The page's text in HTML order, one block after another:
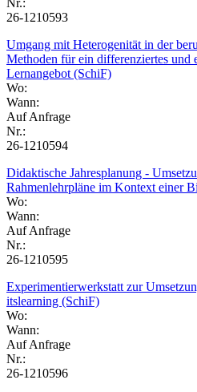
26-1210593
Umgang mit Heterogenität in der
Methoden für ein differenziertes und
Lernangebot (SchiF)
Wo:
Wann:
Auf Anfrage
Nr.:
26-1210594
Didaktische Jahresplanung -
Rahmenlehrpläne im Kontext einer
Wo:
Wann:
Auf Anfrage
Nr.:
26-1210595
Experimentierwerkstatt zur
itslearning (SchiF)
Wo:
Wann:
Auf Anfrage
Nr.:
26-1210596